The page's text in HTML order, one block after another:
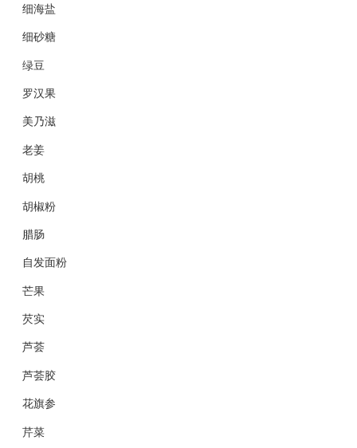
细海盐
细砂糖
绿豆
罗汉果
美乃滋
老姜
胡桃
胡椒粉
腊肠
自发面粉
芒果
芡实
芦荟
芦荟胶
花旗参
芹菜